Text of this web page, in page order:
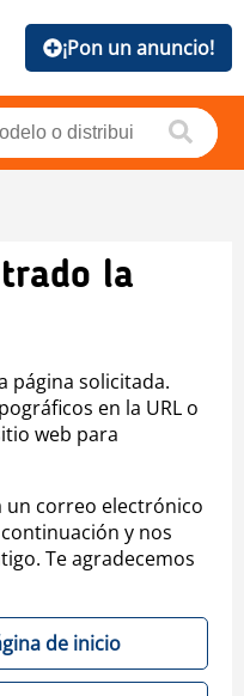
¡Pon un anuncio!
la
página solicitada.
en la URL o
web para
un correo electrónico
y nos
Te agradecemos
de inicio